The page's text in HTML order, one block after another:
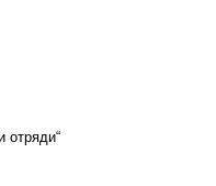
отряди“